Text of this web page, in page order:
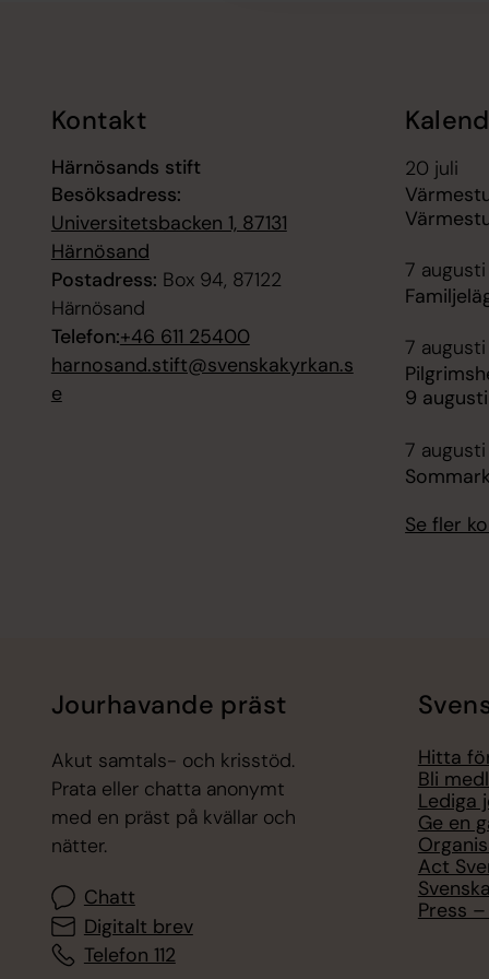
Kontakt
Härnösands stift
Besöksadress:
Universitetsbacken 1, 87131
Härnösand
Postadress: Box 94, 87122
Härnösand
Telefon:+46 611 25400
harnosand.stift@svenskakyrkan.s
e
20 juli
7 augusti
7 augusti
9
7 augusti
Se fler
Jourhavande präst
Akut samtals- och krisstöd.
Prata eller chatta anonymt
med en präst på kvällar och
nätter.
Chatt
Digitalt brev
Telefon 112
Hitta
Bli
Lediga
Ge en
Act
Press